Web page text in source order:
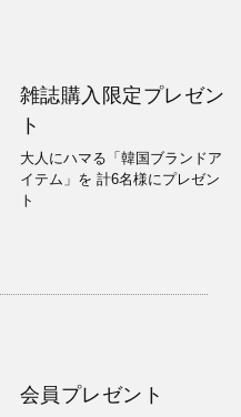
雑誌購入限定プレゼン
ト
大人にハマる「韓国ブランドア
イテム」を 計6名様にプレゼン
ト
会員プレゼント